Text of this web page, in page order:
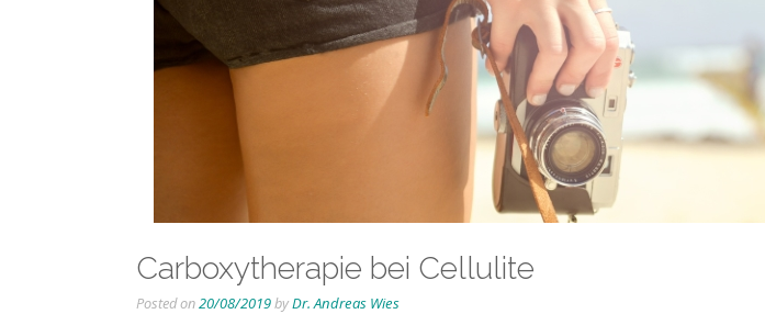
Carboxytherapie bei Cellulite
Posted on20/08/2019byDr. Andreas Wies